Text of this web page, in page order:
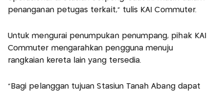
penanganan petugas terkait,” tulis KAI Commuter.
Untuk mengurai penumpukan penumpang, pihak KAI
Commuter mengarahkan pengguna menuju
rangkaian kereta lain yang tersedia.
“Bagi pelanggan tujuan Stasiun Tanah Abang dapat